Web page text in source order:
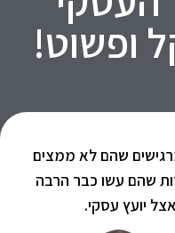
ופשוט!
שהם לא ממצים
שהם עשו כבר הרבה
יועץ עסקי.